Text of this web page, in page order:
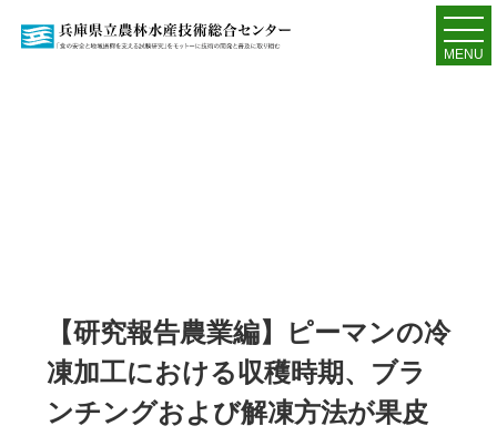
MENU
【研究報告農業編】ピーマンの冷
凍加工における収穫時期、ブラ
ンチングおよび解凍方法が果皮